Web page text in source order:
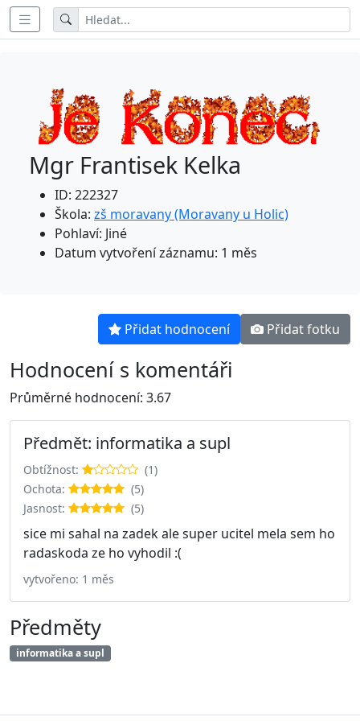
Mgr Frantisek Kelka
ID: 222327
Škola: zš moravany (Moravany u Holic)
Pohlaví: Jiné
Datum vytvoření záznamu: 1 měs
Přidat hodnocení Přidat fotku
Hodnocení s komentáři
Průměrné hodnocení: 3.67
Předmět: informatika a supl
Obtížnost:
(1)
Ochota:
(5)
Jasnost:
(5)
sice mi sahal na zadek ale super ucitel mela sem ho
radaskoda ze ho vyhodil :(
vytvořeno: 1 měs
Předměty
informatika a supl